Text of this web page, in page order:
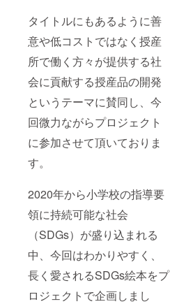
タイトルにもあるように善
意や低コストではなく授産
所で働く方々が提供する社
会に貢献する授産品の開発
というテーマに賛同し、今
回微力ながらプロジェクト
に参加させて頂いておりま
す。
2020年から小学校の指導要
領に持続可能な社会
（SDGs）が盛り込まれる
中、今回はわかりやすく、
長く愛されるSDGs絵本をプ
ロジェクトで企画しまし